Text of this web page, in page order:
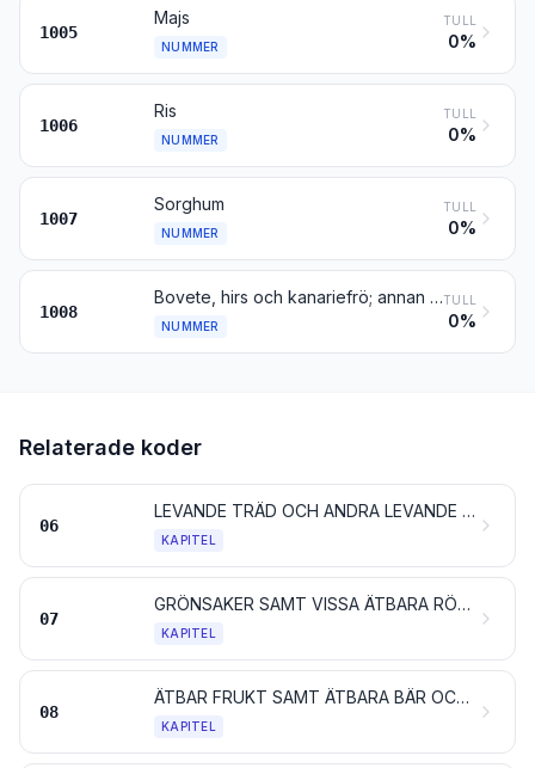
1005
Majs
NUMMER
TULL
0%
1006
Ris
NUMMER
TULL
0%
1007
Sorghum
NUMMER
TULL
0%
1008
Bovete, hirs och kanariefrö; annan spannmål
NUMMER
TULL
0%
Relaterade koder
06
LEVANDE TRÄD OCH ANDRA LEVANDE VÄXTER; LÖKAR, RÖTTER O. D.; SNITTBLOMMOR OCH SNITTGRÖNT
KAPITEL
07
GRÖNSAKER SAMT VISSA ÄTBARA RÖTTER OCH STAM- ELLER ROTKNÖLAR
KAPITEL
08
ÄTBAR FRUKT SAMT ÄTBARA BÄR OCH NÖTTER; SKAL AV CITRUSFRUKTER ELLER MELONER
KAPITEL